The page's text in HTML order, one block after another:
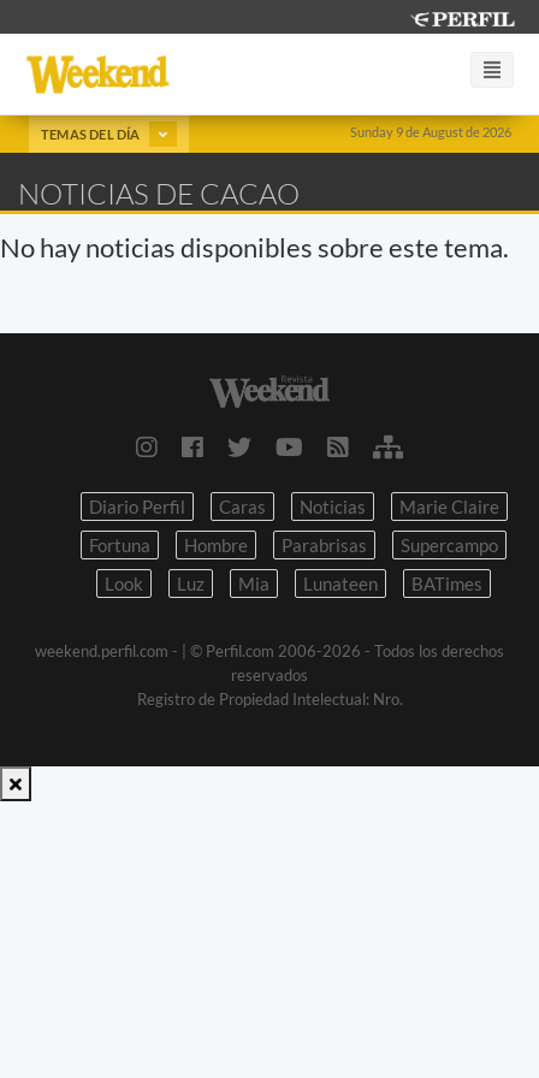
Sunday 9 de August de 2026
TEMAS DEL DÍA
NOTICIAS DE CACAO
No hay noticias disponibles sobre este tema.
Diario Perfil Caras Noticias
Marie Claire
Fortuna
Hombre Parabrisas
Supercampo
Look
Luz Mia Lunateen BATimes
weekend.perfil.com -
| © Perfil.com 2006-2026 - Todos los derechos
reservados
Registro de Propiedad Intelectual: Nro.